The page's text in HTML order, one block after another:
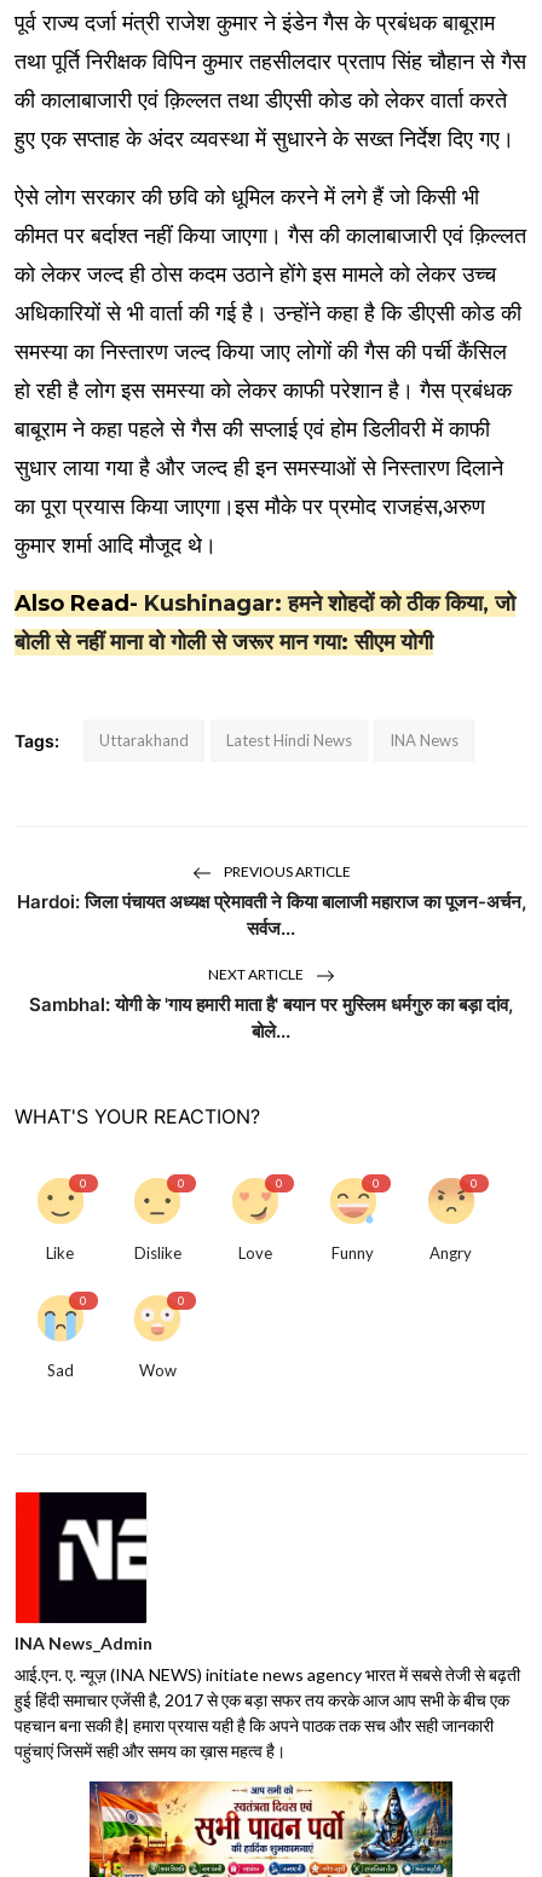
पूर्व राज्य दर्जा मंत्री राजेश कुमार ने इंडेन गैस के प्रबंधक बाबूराम
तथा पूर्ति निरीक्षक विपिन कुमार तहसीलदार प्रताप सिंह चौहान से गैस
की कालाबाजारी एवं क़िल्लत तथा डीएसी कोड को लेकर वार्ता करते
हुए एक सप्ताह के अंदर व्यवस्था में सुधारने के सख्त निर्देश दिए गए।
ऐसे लोग सरकार की छवि को धूमिल करने में लगे हैं जो किसी भी
कीमत पर बर्दाश्त नहीं किया जाएगा। गैस की कालाबाजारी एवं क़िल्लत
को लेकर जल्द ही ठोस कदम उठाने होंगे इस मामले को लेकर उच्च
अधिकारियों से भी वार्ता की गई है। उन्होंने कहा है कि डीएसी कोड की
समस्या का निस्तारण जल्द किया जाए लोगों की गैस की पर्ची कैंसिल
हो रही है लोग इस समस्या को लेकर काफी परेशान है। गैस प्रबंधक
बाबूराम ने कहा पहले से गैस की सप्लाई एवं होम डिलीवरी में काफी
सुधार लाया गया है और जल्द ही इन समस्याओं से निस्तारण दिलाने
का पूरा प्रयास किया जाएगा।इस मौके पर प्रमोद राजहंस,अरुण
कुमार शर्मा आदि मौजूद थे।
Also Read- Kushinagar: हमने शोहदों को ठीक किया, जो
बोली से नहीं माना वो गोली से जरूर मान गया: सीएम योगी
Tags: Uttarakhand Latest Hindi News INA News
PREVIOUS ARTICLE
Hardoi: जिला पंचायत अध्यक्ष प्रेमावती ने किया बालाजी महाराज का पूजन-अर्चन,
सर्वज...
NEXT ARTICLE
Sambhal: योगी के 'गाय हमारी माता है' बयान पर मुस्लिम धर्मगुरु का बड़ा दांव,
बोले...
WHAT'S YOUR REACTION?
0
Like
0
Dislike
0
Love
0
Funny
0
Angry
0
Sad
0
Wow
INA News_Admin
आई.एन. ए. न्यूज़ (INA NEWS) initiate news agency भारत में सबसे तेजी से बढ़ती
हुई हिंदी समाचार एजेंसी है, 2017 से एक बड़ा सफर तय करके आज आप सभी के बीच एक
पहचान बना सकी है| हमारा प्रयास यही है कि अपने पाठक तक सच और सही जानकारी
पहुंचाएं जिसमें सही और समय का ख़ास महत्व है।